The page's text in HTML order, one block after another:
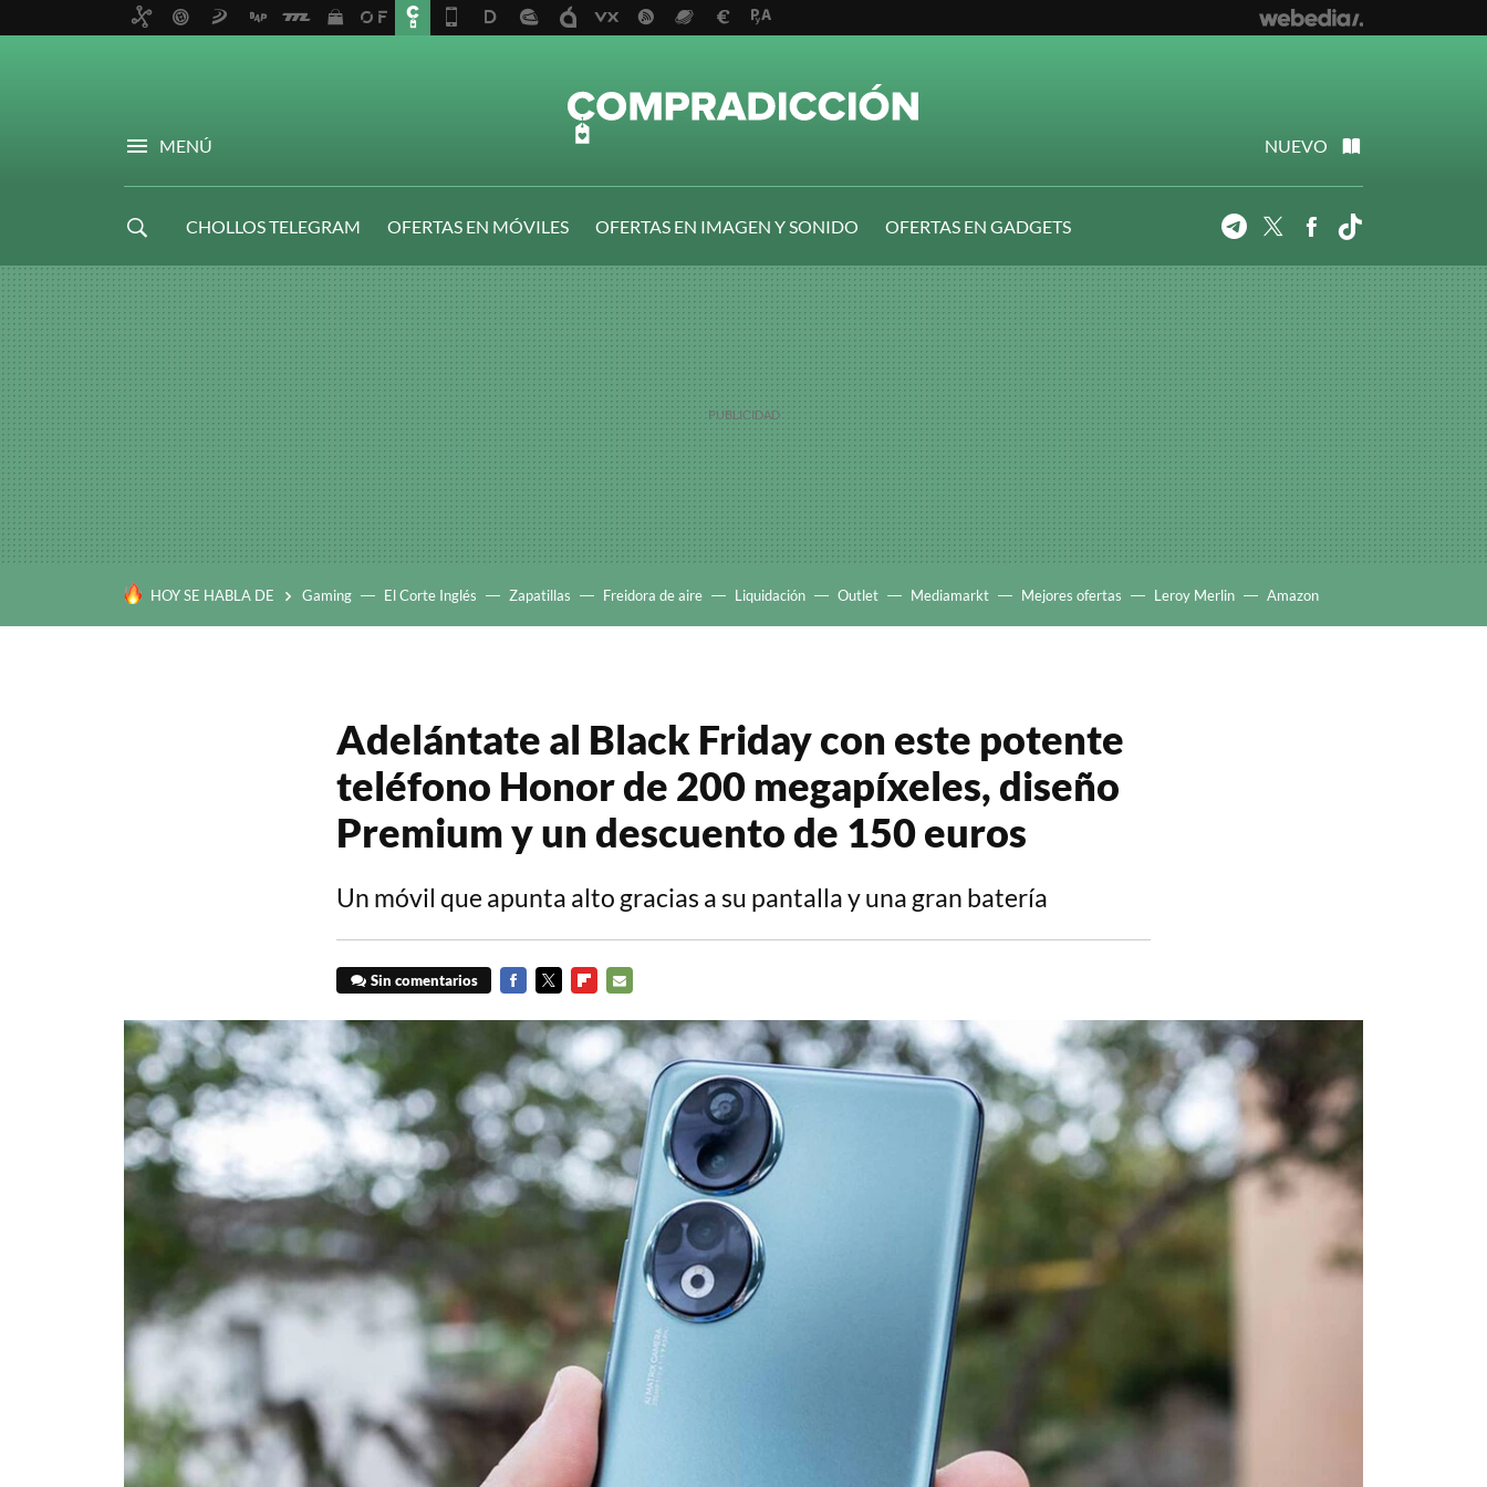
MENÚ NUEVO
CHOLLOS TELEGRAM OFERTAS EN MÓVILES OFERTAS EN IMAGEN Y SONIDO
OFERTAS EN GADGETS
TelegramTwitterFacebook
HOY SE HABLA DE Gaming El Corte Inglés Zapatillas Freidora de aire Liquidación Outlet Mediamarkt Mejores ofertas Leroy Merlin Amazon
Adelántate al Black Friday con este potente
teléfono Honor de 200 megapíxeles, diseño
Premium y un descuento de 150 euros
Un móvil que apunta alto gracias a su pantalla y una gran batería
Sin comentarios
MAIL